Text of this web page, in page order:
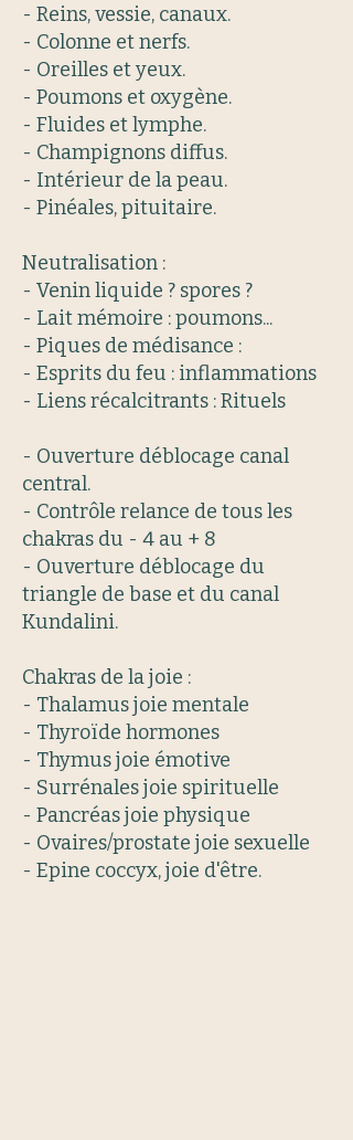
- Reins, vessie, canaux.
- Colonne et nerfs.
- Oreilles et yeux.
- Poumons et oxygène.
- Fluides et lymphe.
- Champignons diffus.
- Intérieur de la peau.
- Pinéales, pituitaire.
Neutralisation :
- Venin liquide ? spores ?
- Lait mémoire : poumons...
- Piques de médisance :
- Esprits du feu : inflammations
- Liens récalcitrants : Rituels
- Ouverture déblocage canal
central.
- Contrôle relance de tous les
chakras du - 4 au + 8
- Ouverture déblocage du
triangle de base et du canal
Kundalini.
Chakras de la joie :
- Thalamus joie mentale
- Thyroïde hormones
- Thymus joie émotive
- Surrénales joie spirituelle
- Pancréas joie physique
- Ovaires/prostate joie sexuelle
- Epine coccyx, joie d'être.